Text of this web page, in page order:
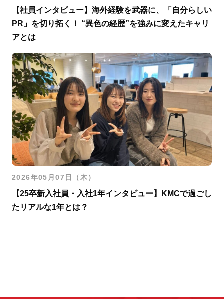
【社員インタビュー】海外経験を武器に、「自分らしい
PR」を切り拓く！ “異色の経歴”を強みに変えたキャリ
アとは
2026年05月07日（木）
【25卒新入社員・入社1年インタビュー】KMCで過ごし
たリアルな1年とは？